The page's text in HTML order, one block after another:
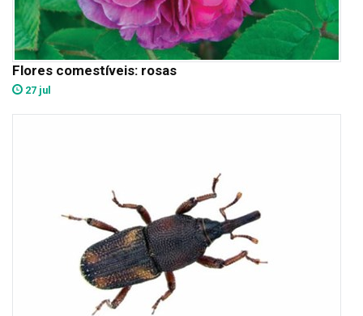
Flores comestíveis: rosas
27 jul